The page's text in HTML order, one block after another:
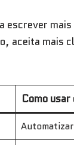
escrever
aceita mais
Como